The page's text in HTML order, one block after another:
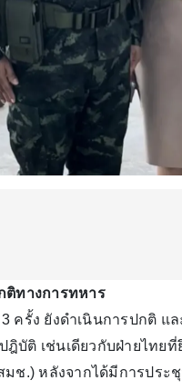
ติทางการทหาร
ครั้ง ยังดำเนินการปกติ แ
ติ เช่นเดียวกับฝ่ายไทย
ช.) หลังจากได้มีการประ